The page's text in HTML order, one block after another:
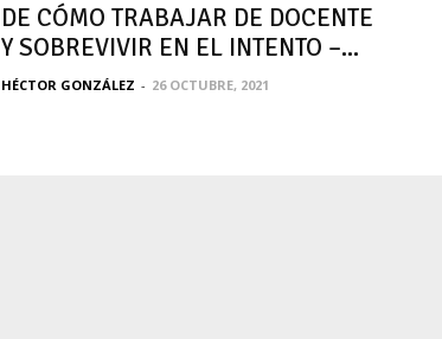
DE CÓMO TRABAJAR DE DOCENTE
Y SOBREVIVIR EN EL INTENTO –...
HÉCTOR GONZÁLEZ - 26 OCTUBRE, 2021